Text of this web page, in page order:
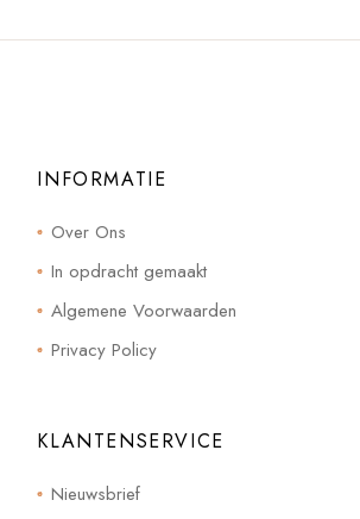
INFORMATIE
Over Ons
In opdracht gemaakt
Algemene Voorwaarden
Privacy Policy
KLANTENSERVICE
Nieuwsbrief